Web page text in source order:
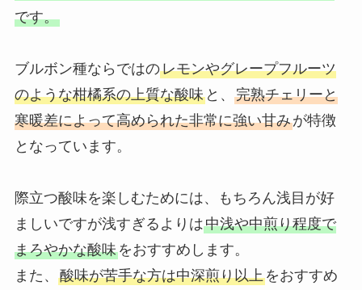
です。
ブルボン種ならではのレモンやグレープフルーツ
のような柑橘系の上質な酸味と、 完熟チェリーと
寒暖差によって高められた非常に強い甘みが特徴
となっています。
際立つ酸味を楽しむためには、もちろん浅目が好
ましいですが浅すぎるよりは中浅や中煎り程度で
まろやかな酸味をおすすめします。
また、 酸味が苦手な方は中深煎り以上をおすすめ